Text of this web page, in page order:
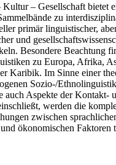
Kultur – Gesellschaft bietet
zu
primär linguistischer,
und
Besondere Beachtung
zu Europa, Afrika,
Karibik. Im Sinne einer
Sozio-/
auch Aspekte der Kontakt-
werden die
zwischen
ökonomischen Faktoren